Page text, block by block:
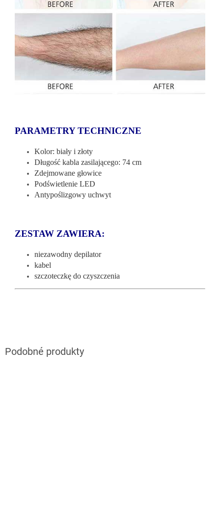
PARAMETRY TECHNICZNE
Kolor: biały i złoty
Długość kabla zasilającego: 74 cm
Zdejmowane głowice
Podświetlenie LED
Antypoślizgowy uchwyt
ZESTAW ZAWIERA:
niezawodny depilator
kabel
szczoteczkę do czyszczenia